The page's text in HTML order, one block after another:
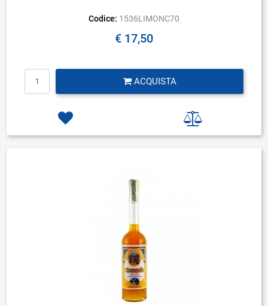
Codice: 1536LIMONC70
€ 17,50
ACQUISTA